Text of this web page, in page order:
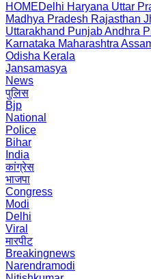
HOMEDelhi Haryana Uttar
Madhya Pradesh Rajasthan
Uttarakhand PunjabAndhra
Karnataka Maharashtra
Odisha Kerala
Jansamasya
News
पुलिस
Bjp
National
Police
Bihar
India
कांग्रेस
भाजपा
Congress
Modi
Delhi
Viral
मारपीट
Breakingnews
Narendramodi